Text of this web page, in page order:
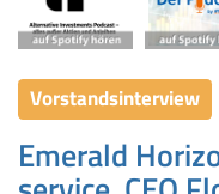
Vorstandsinterview
Emerald